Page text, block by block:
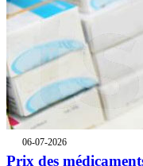
06-07-2026
Prix des